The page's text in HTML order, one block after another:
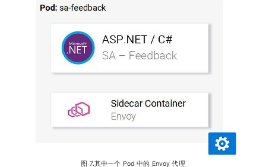
图 7.其中一个 Pod 中的 Envoy 代理